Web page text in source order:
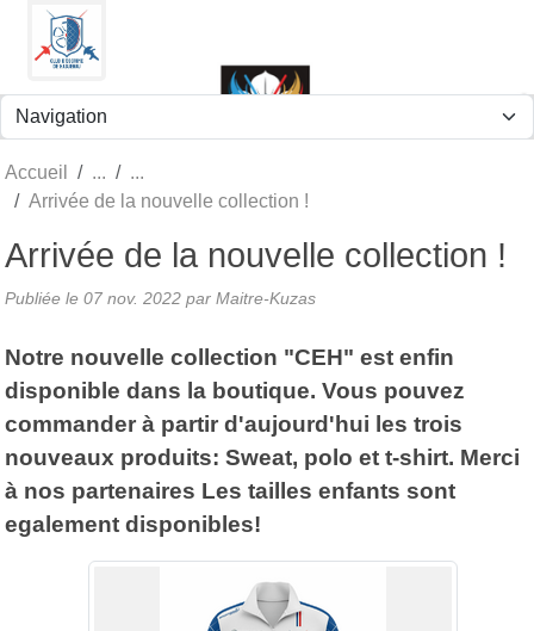
Accueil
Arrivée de la nouvelle collection !
Arrivée de la nouvelle collection !
Publiée le 07 nov. 2022 par Maitre-Kuzas
Notre nouvelle collection "CEH" est enfin
disponible dans la boutique. Vous pouvez
commander à partir d'aujourd'hui les trois
nouveaux produits: Sweat, polo et t-shirt. Merci
à nos partenaires Les tailles enfants sont
egalement disponibles!
Panneau de gestion des cookies